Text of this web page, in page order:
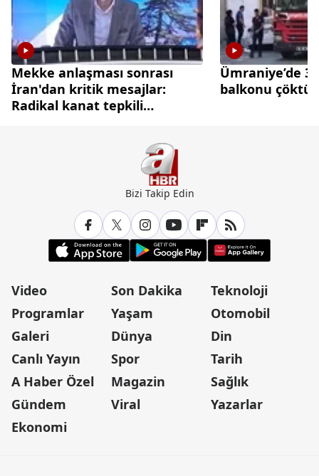
Mekke anlaşması sonrası
İran'dan kritik mesajlar:
Radikal kanat tepkili
Ümraniye’de 3
balkonu çöktü
Bizi Takip Edin
Video
Programlar
Galeri
Canlı Yayın
A Haber Özel
Gündem
Ekonomi
Son Dakika
Yaşam
Dünya
Spor
Magazin
Viral
Teknoloji
Otomobil
Din
Tarih
Sağlık
Yazarlar